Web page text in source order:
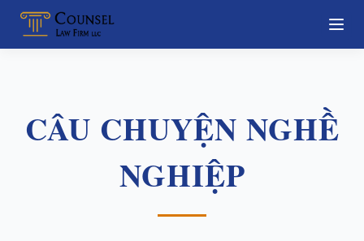
CÂU CHUYỆN NGHỀ
NGHIỆP